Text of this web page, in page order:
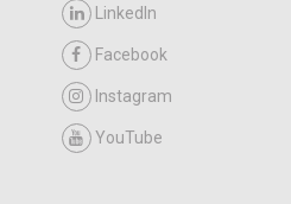
LinkedIn
Facebook
Instagram
YouTube